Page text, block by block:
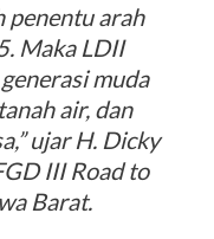
penentu arah
Maka LDII
muda
air, dan
ujar H. Dicky
III Road to
Barat.